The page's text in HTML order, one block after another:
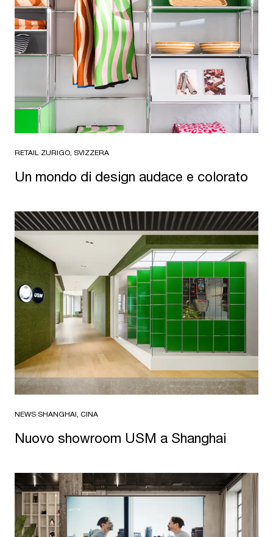
RETAIL·ZURIGO, SVIZZERA
Un mondo di design audace e colorato
NEWS·SHANGHAI, CINA
Nuovo showroom USM a Shanghai